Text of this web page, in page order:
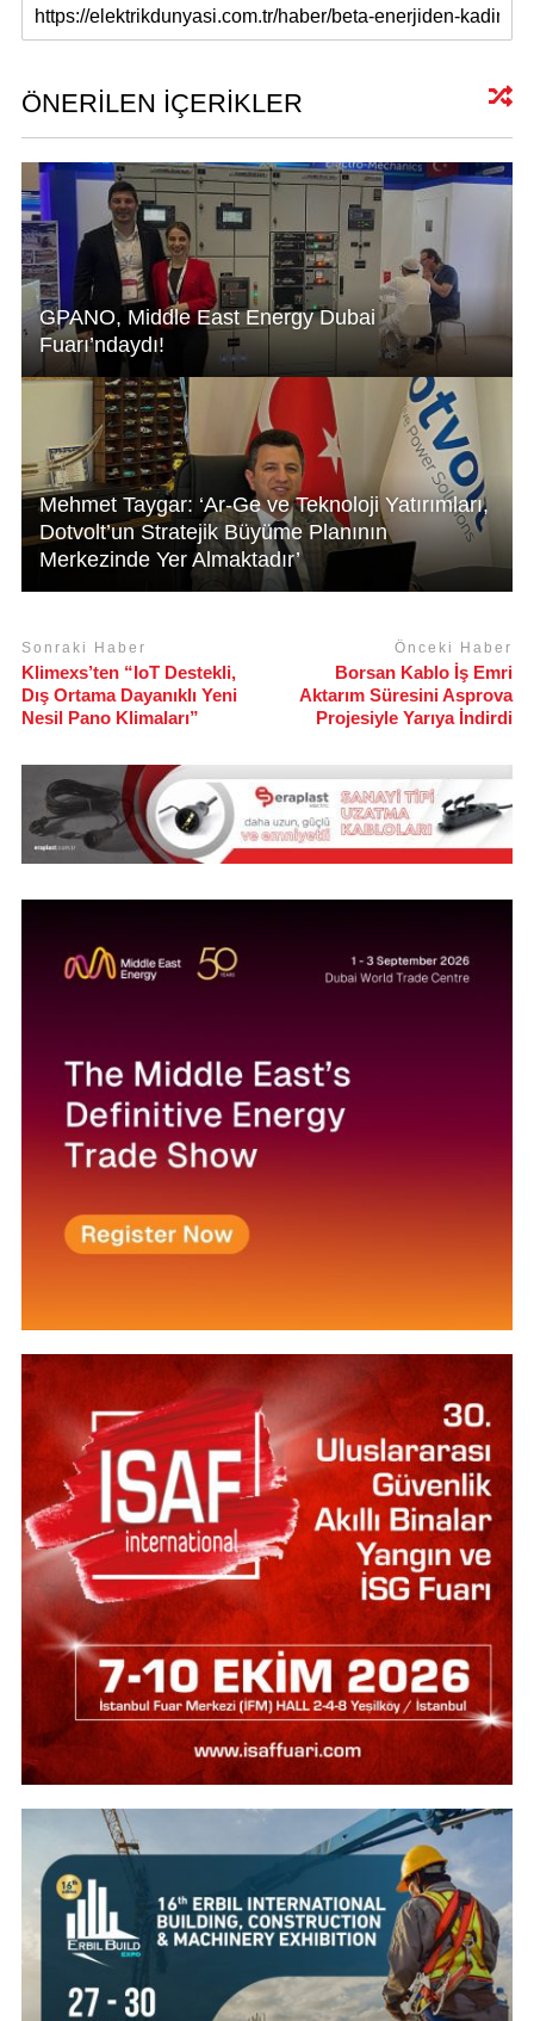
at
A
p
p
k
dI
n
c
b
o
o
k
ail
ÖNERİLEN İÇERİKLER
GPANO, Middle East Energy Dubai
Fuarı’ndaydı!
Mehmet Taygar: ‘Ar-Ge ve Teknoloji Yatırımları,
Dotvolt’un Stratejik Büyüme Planının
Merkezinde Yer Almaktadır’
Sonraki Haber
Klimexs’ten “IoT Destekli,
Dış Ortama Dayanıklı Yeni
Nesil Pano Klimaları”
Önceki Haber
Borsan Kablo İş Emri
Aktarım Süresini Asprova
Projesiyle Yarıya İndirdi